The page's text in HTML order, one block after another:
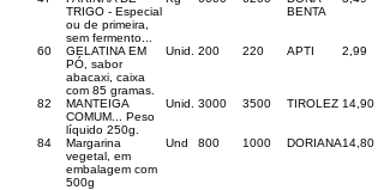
TRIGO - Especial
ou de primeira,
sem fermento...
BENTA
60
GELATINA EM
PÓ, sabor
abacaxi, caixa
com 85 gramas.
Unid. 200 220 APTI 2,99
82
MANTEIGA
COMUM... Peso
líquido 250g.
Unid. 3000 3500 TIROLEZ 14,90
84
Margarina
vegetal, em
embalagem com
500g
Und 800 1000 DORIANA14,80